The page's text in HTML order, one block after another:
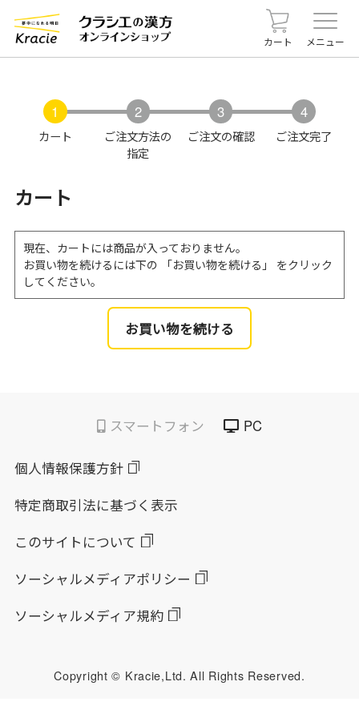
カート メニュー
カート
ご注文方法の
指定
ご注文の確認 ご注文完了
カート
現在、カートには商品が入っておりません。
お買い物を続けるには下の 「お買い物を続ける」 をクリック
してください。
お買い物を続ける
スマートフォン PC
個人情報保護方針
特定商取引法に基づく表示
このサイトについて
ソーシャルメディアポリシー
ソーシャルメディア規約
Copyright © Kracie,Ltd. All Rights Reserved.